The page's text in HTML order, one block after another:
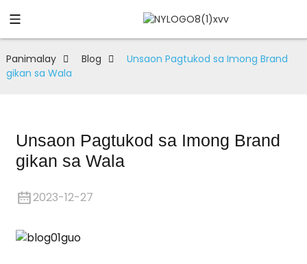
Panimalay Blog
Unsaon Pagtukod sa Imong Brand
gikan sa Wala
Unsaon Pagtukod sa Imong Brand
gikan sa Wala
2023-12-27